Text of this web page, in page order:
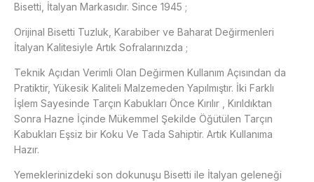
Bisetti, İtalyan Markasıdır. Since 1945 ;
Orijinal Bisetti Tuzluk, Karabiber ve Baharat Değirmenleri
İtalyan Kalitesiyle Artık Sofralarınızda ;
Teknik Açıdan Verimli Olan Değirmen Kullanım Açısından da
Pratiktir, Yükesik Kaliteli Malzemeden Yapılmıştır. İki Farklı
İşlem Sayesinde Tarçın Kabukları Önce Kırılır , Kırıldıktan
Sonra Hazne İçinde Mükemmel Şekilde Öğütülen Tarçın
Kabukları Eşsiz bir Koku Ve Tada Sahiptir. Artık Kullanıma
Hazır.
Yemeklerinizdeki son dokunuşu Bisetti ile İtalyan geleneği